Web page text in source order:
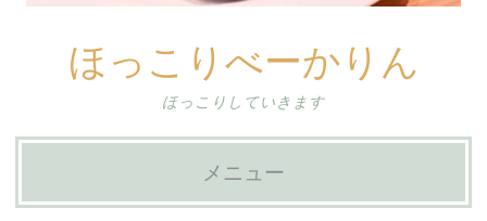
ほっこりべーかりん
ほっこりしていきます
メニュー